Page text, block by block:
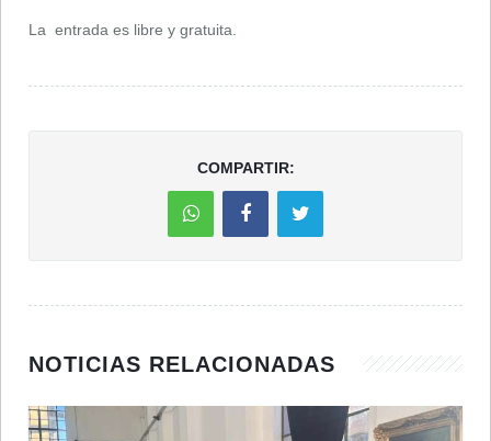
La entrada es libre y gratuita.
COMPARTIR:
NOTICIAS RELACIONADAS